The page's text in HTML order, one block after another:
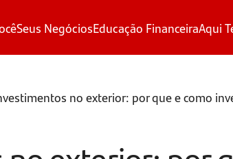
Seus NegóciosEducação FinanceiraAqui
no exterior: por que e como